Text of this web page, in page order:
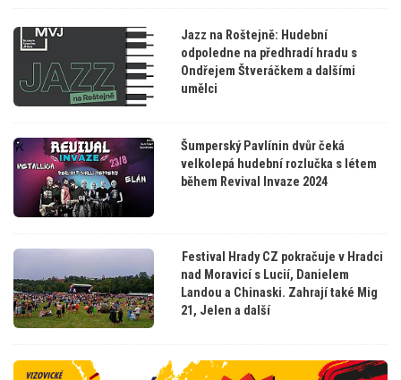
Jazz na Roštejně: Hudební
odpoledne na předhradí hradu s
Ondřejem Štveráčkem a dalšími
umělci
Šumperský Pavlínin dvůr čeká
velkolepá hudební rozlučka s létem
během Revival Invaze 2024
Festival Hrady CZ pokračuje v Hradci
nad Moravicí s Lucií, Danielem
Landou a Chinaski. Zahrají také Mig
21, Jelen a další